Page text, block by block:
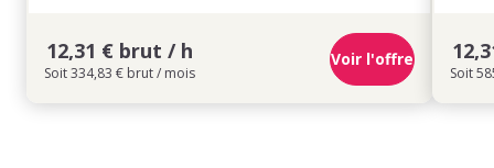
12,31 € brut / h
Soit 334,83 € brut / mois
Voir l'offre
Soit